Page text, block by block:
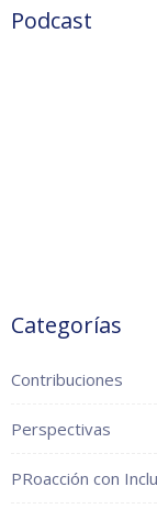
Podcast
Categorías
Contribuciones
Perspectivas
PRoacción con